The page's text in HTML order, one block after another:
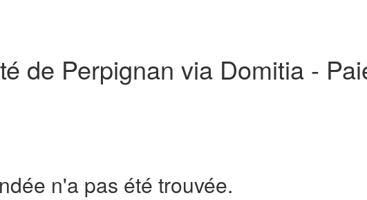
de Perpignan via Domitia -
n'a pas été trouvée.